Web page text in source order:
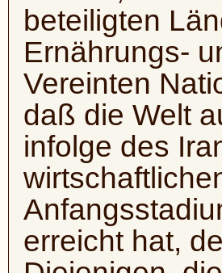
beteiligten
Ernährungs-
Vereinten
daß die Welt
infolge des
erreicht hat,